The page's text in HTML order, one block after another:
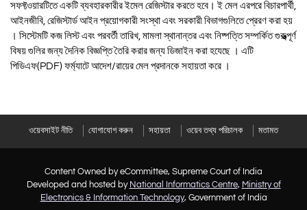
সফফ্টওয়ারটিতে একটি ব্যবহারকারীর ইমেল রেজিস্টার করতে হবে। ই মেল এরপরে বিচারপার্থী,
আইনজীবি, রেজিস্টার্ড আইন প্রয়োগকারী সংস্থা এবং সরকারী বিভাগগুলিতে প্রেরণ করা হয়
। সিস্টেমটি কজ লিস্ট এবং পরবর্তী তারিখ, মামলা স্থানান্তর এবং নিষ্পত্তি সম্পর্কিত গুরুত্ত্ব্পূর্ণ
বিষয় গুলির জন্য দৈনিক বিজ্ঞপ্তি তৈরি করার জন্য ডিজাইন করা হযেছে । এটি
পিডিএফ(PDF) ফর্ম্যাটে আদেশ/রায়ের মেল প্রদানকে সহায়তা করে ।
ওয়েবসাইট নীতি যোগাযোগ করুন সহায়তা ওয়েব তথ্য পরিচালক মতামত
Content Owned by eCommittee, Supreme Court of India
Developed and hosted by National Informatics Centre, Ministry of
Electronics & Information Technology, Government of India